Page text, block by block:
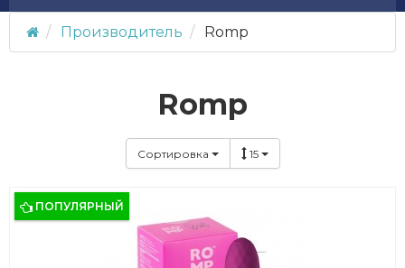
Производитель Romp
Romp
Сортировка 15
ПОПУЛЯРНЫЙ